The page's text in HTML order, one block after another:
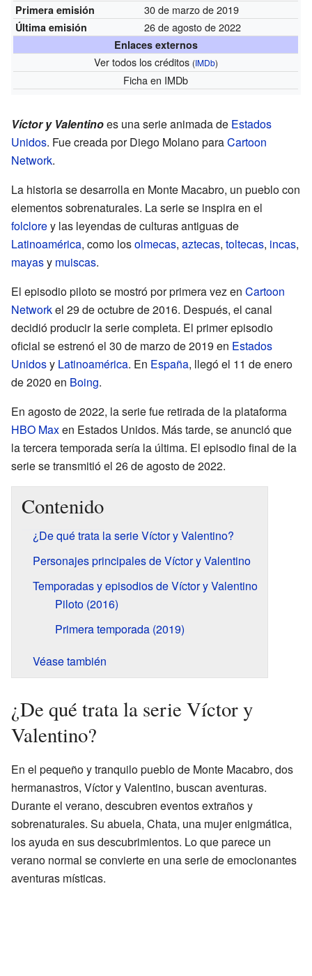
Primera emisión 30 de marzo de 2019
Última emisión 26 de agosto de 2022
Enlaces externos
Ver todos los créditos (IMDb)
Fichaen IMDb
Víctor y Valentinoes una serie animada de Estados
Unidos. Fue creada por Diego Molano paraCartoon
Network.
La historia se desarrolla en Monte Macabro, un pueblo con
elementos sobrenaturales. La serie se inspira en el
folclorey las leyendas de culturas antiguas de
Latinoamérica, como losolmecas, aztecas, toltecas, incas,
mayasy muiscas.
El episodio piloto se mostró por primera vez en Cartoon
Networkel 29 de octubre de 2016. Después, el canal
decidió producir la serie completa. El primer episodio
oficial se estrenó el 30 de marzo de 2019 en Estados
Unidosy Latinoamérica. En España, llegó el 11 de enero
de 2020 en Boing.
En agosto de 2022, la serie fue retirada de la plataforma
HBO Maxen Estados Unidos. Más tarde, se anunció que
la tercera temporada sería la última. El episodio final de la
serie se transmitió el 26 de agosto de 2022.
Contenido
¿De qué trata la serie Víctor y Valentino?
Personajes principales de Víctor y Valentino
Temporadas y episodios de Víctor y Valentino
Piloto (2016)
Primera temporada (2019)
Véase también
¿De qué trata la serie Víctor y
Valentino?
En el pequeño y tranquilo pueblo de Monte Macabro, dos
hermanastros, Víctor y Valentino, buscan aventuras.
Durante el verano, descubren eventos extraños y
sobrenaturales. Su abuela, Chata, una mujer enigmática,
los ayuda en sus descubrimientos. Lo que parece un
verano normal se convierte en una serie de emocionantes
aventuras místicas.